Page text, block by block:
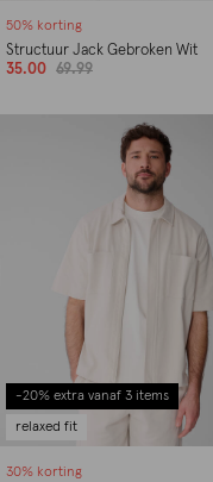
50% korting
Structuur Jack Gebroken Wit
35.00
69.99
-20% extra vanaf 3 items
relaxed fit
30% korting